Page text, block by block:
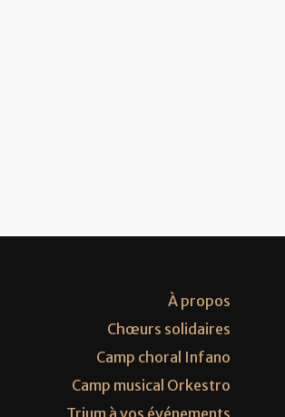
À propos
Chœurs solidaires
Camp choral Infano
Camp musical Orkestro
Trium à vos événements